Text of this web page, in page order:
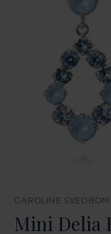
CAROLINE SVEDBOM
Mini Delia